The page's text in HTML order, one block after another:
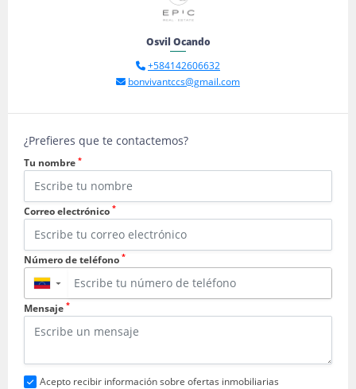
Osvil Ocando
+584142606632
bonvivantccs@gmail.com
¿Prefieres que te contactemos?
Tu nombre *
Correo electrónico *
Número de teléfono *
▼
Mensaje *
Acepto recibir información sobre ofertas inmobiliarias